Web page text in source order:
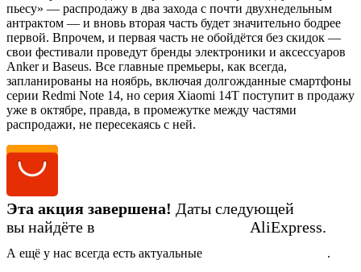
пьесу» — распродажу в два захода с почти двухнедельным
антрактом — и вновь вторая часть будет значительно бодрее
первой. Впрочем, и первая часть не обойдётся без скидок —
свои фестивали проведут бренды электроники и аксессуаров
Anker и Baseus. Все главные премьеры, как всегда,
запланированы на ноябрь, включая долгожданные смартфоны
серии Redmi Note 14, но серия Xiaomi 14T поступит в продажу
уже в октябре, правда, в промежутке между частями
распродажи, не пересекаясь с ней.
Эта акция завершена! Даты следующей
вы найдёте в
AliExpress.
А ещё у нас всегда есть актуальные
.